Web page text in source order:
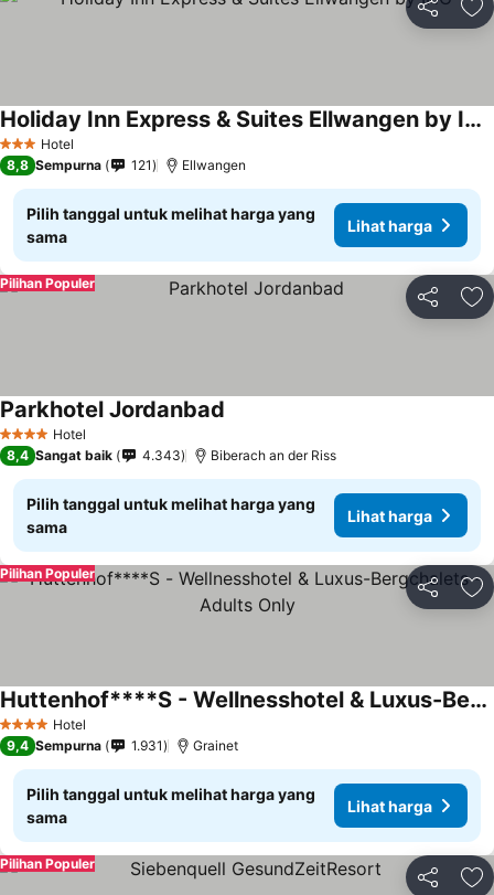
Bagikan
3 BintangHotel
Holiday Inn Express & Suites Ellwangen by IHG
8,8 Sempurna 121 Ellwangen
Pilih tanggal untuk melihat harga yang
sama
Lihat harga
Bagikan
Pilihan Populer
4 BintangHotel
Parkhotel Jordanbad
8,4 Sangat baik 4.343 Biberach an der Riss
Pilih tanggal untuk melihat harga yang
sama
Lihat harga
Bagikan
Pilihan Populer
4 BintangHotel
Huttenhof****S - Wellnesshotel & Luxus-Bergchalets - Adults Only
9,4 Sempurna 1.931 Grainet
Pilih tanggal untuk melihat harga yang
sama
Lihat harga
Bagikan
Pilihan Populer